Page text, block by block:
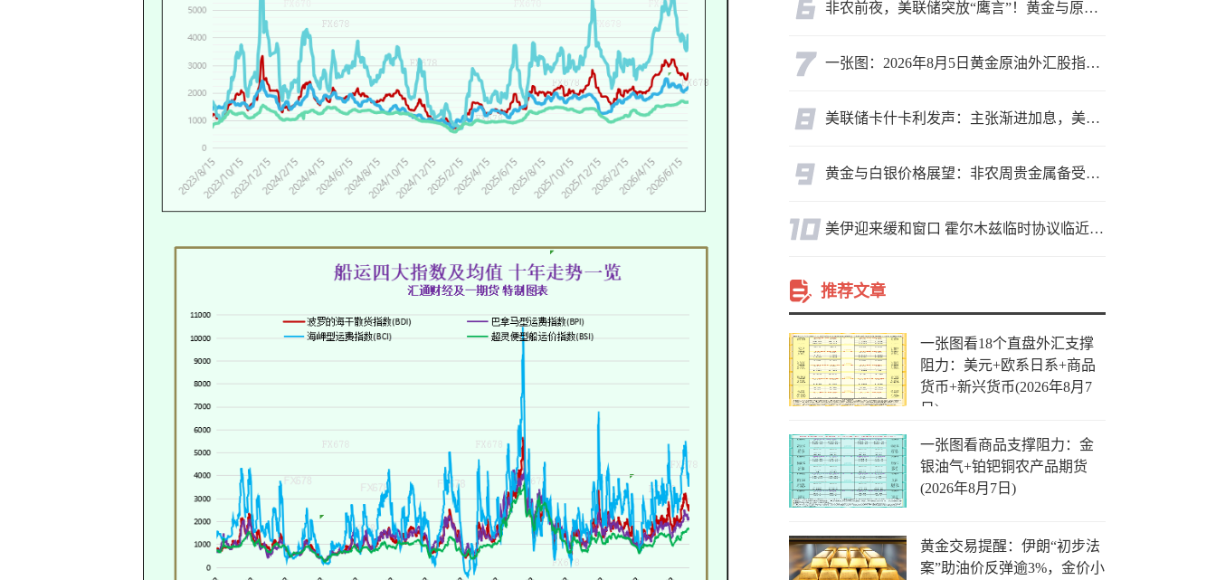
非农前夜，美联储突放“鹰言”！黄金与原油为何联手反攻？
一张图：2026年8月5日黄金原油外汇股指“枢纽点+多空持仓信号”一览
美联储卡什卡利发声：主张渐进加息，美联储内部政策分歧
黄金与白银价格展望：非农周贵金属备受关注，黄金测试关键突破位
美伊迎来缓和窗口 霍尔木兹临时协议临近落地
推荐文章
一张图看18个直盘外汇支撑
阻力：美元+欧系日系+商品
货币+新兴货币(2026年8月7
日)
一张图看商品支撑阻力：金
银油气+铂钯铜农产品期货
(2026年8月7日)
黄金交易提醒：伊朗“初步法
案”助油价反弹逾3%，金价小